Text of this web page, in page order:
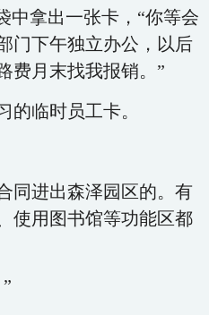
中拿出一张卡，“你等会
门下午独立办公，以后
费月末找我报销。”
的临时员工卡。
同进出森泽园区的。有
使用图书馆等功能区都